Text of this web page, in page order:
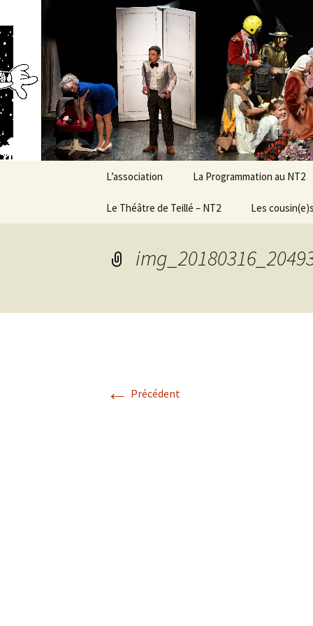
au
contenu
New
Association d’éducation
L’association
Présentation générale &
Le Conseil
d’Administration
La Programmation au NT2
Demandez le programme
Conditions de
programmation
Le Théâtre de Teillé – NT2
Caractéristiques
Les
← Précédent